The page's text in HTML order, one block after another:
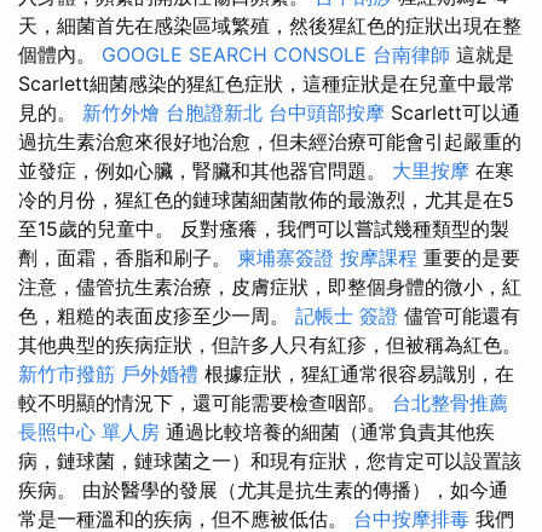
天，細菌首先在感染區域繁殖，然後猩紅色的症狀出現在整
個體內。 GOOGLE SEARCH CONSOLE 台南律師 這就是
Scarlett細菌感染的猩紅色症狀，這種症狀是在兒童中最常
見的。 新竹外燴 台胞證新北 台中頭部按摩 Scarlett可以通
過抗生素治愈來很好地治愈，但未經治療可能會引起嚴重的
並發症，例如心臟，腎臟和其他器官問題。 大里按摩 在寒
冷的月份，猩紅色的鏈球菌細菌散佈的最激烈，尤其是在5
至15歲的兒童中。 反對瘙癢，我們可以嘗試幾種類型的製
劑，面霜，香脂和刷子。 柬埔寨簽證 按摩課程 重要的是要
注意，儘管抗生素治療，皮膚症狀，即整個身體的微小，紅
色，粗糙的表面皮疹至少一周。 記帳士 簽證 儘管可能還有
其他典型的疾病症狀，但許多人只有紅疹，但被稱為紅色。
新竹市撥筋 戶外婚禮 根據症狀，猩紅通常很容易識別，在
較不明顯的情況下，還可能需要檢查咽部。 台北整骨推薦
長照中心 單人房 通過比較培養的細菌（通常負責其他疾
病，鏈球菌，鏈球菌之一）和現有症狀，您肯定可以設置該
疾病。 由於醫學的發展（尤其是抗生素的傳播），如今通
常是一種溫和的疾病，但不應被低估。 台中按摩排毒 我們